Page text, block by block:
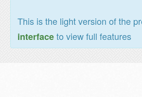
This is the light version of the
interfaceto view full features